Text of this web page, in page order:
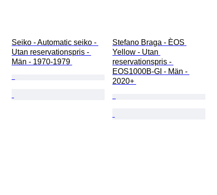
Seiko - Automatic seiko -
Utan reservationspris -
Män - 1970-1979
Stefano Braga - ÈOS
Yellow - Utan
reservationspris -
EOS1000B-GI - Män -
2020+